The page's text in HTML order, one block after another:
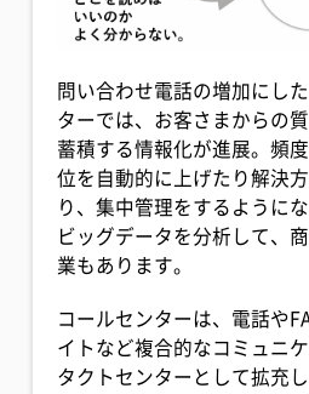
問い合わせ電話の増加にし
ターでは、お客さまからの
蓄積する情報化が進展。頻
位を自動的に上げたり解決
り、集中管理をするように
ビッグデータを分析して、
業もあります。
コールセンターは、電話や
イトなど複合的なコミュニ
タクトセンターとして拡充